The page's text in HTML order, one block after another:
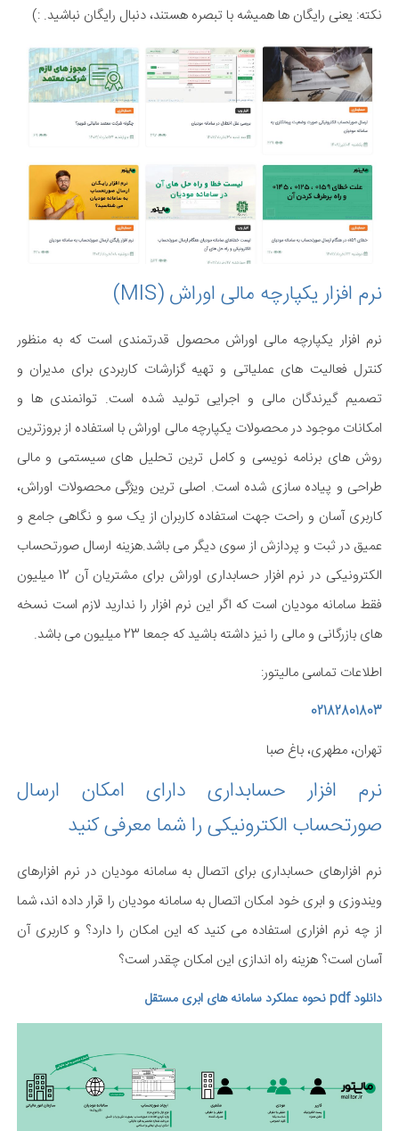
نکته: یعنی رایگان ها همیشه با تبصره هستند، دنبال رایگان نباشید. :)
نرم افزار یکپارچه مالی اوراش (MIS)
نرم افزار یکپارچه مالی اوراش محصول قدرتمندی است که به منظور
کنترل فعالیت های عملیاتی و تهیه گزارشات کاربردی برای مدیران و
تصمیم گیرندگان مالی و اجرایی تولید شده است. توانمندی ها و
امکانات موجود در محصولات یکپارچه مالی اوراش با استفاده از بروزترین
روش های برنامه نویسی و کامل ترین تحلیل های سیستمی و مالی
طراحی و پیاده سازی شده است. اصلی ترین ویژگی محصولات اوراش،
کاربری آسان و راحت جهت استفاده کاربران از یک سو و نگاهی جامع و
عمیق در ثبت و پردازش از سوی دیگر می باشد.هزینه ارسال صورتحساب
الکترونیکی در نرم افزار حسابداری اوراش برای مشتریان آن 12 میلیون
فقط سامانه مودیان است که اگر این نرم افزار را ندارید لازم است نسخه
های بازرگانی و مالی را نیز داشته باشید که جمعا 23 میلیون می باشد.
اطلاعات تماسی مالیتور:
02182801803
تهران، مطهری، باغ صبا
نرم افزار حسابداری دارای امکان ارسال
صورتحساب الکترونیکی را شما معرفی کنید
نرم افزارهای حسابداری برای اتصال به سامانه مودیان در نرم افزارهای
ویندوزی و ابری خود امکان اتصال به سامانه مودیان را قرار داده اند، شما
از چه نرم افزاری استفاده می کنید که این امکان را دارد؟ و کاربری آن
آسان است؟ هزینه راه اندازی این امکان چقدر است؟
دانلود pdf نحوه عملکرد سامانه های ابری مستقل